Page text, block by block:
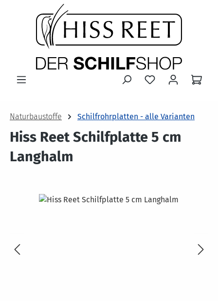
Zum Hauptinhalt springen
Naturbaustoffe Schilfrohrplatten - alle Varianten
Hiss Reet Schilfplatte 5 cm
Langhalm
Bildergalerie überspringen